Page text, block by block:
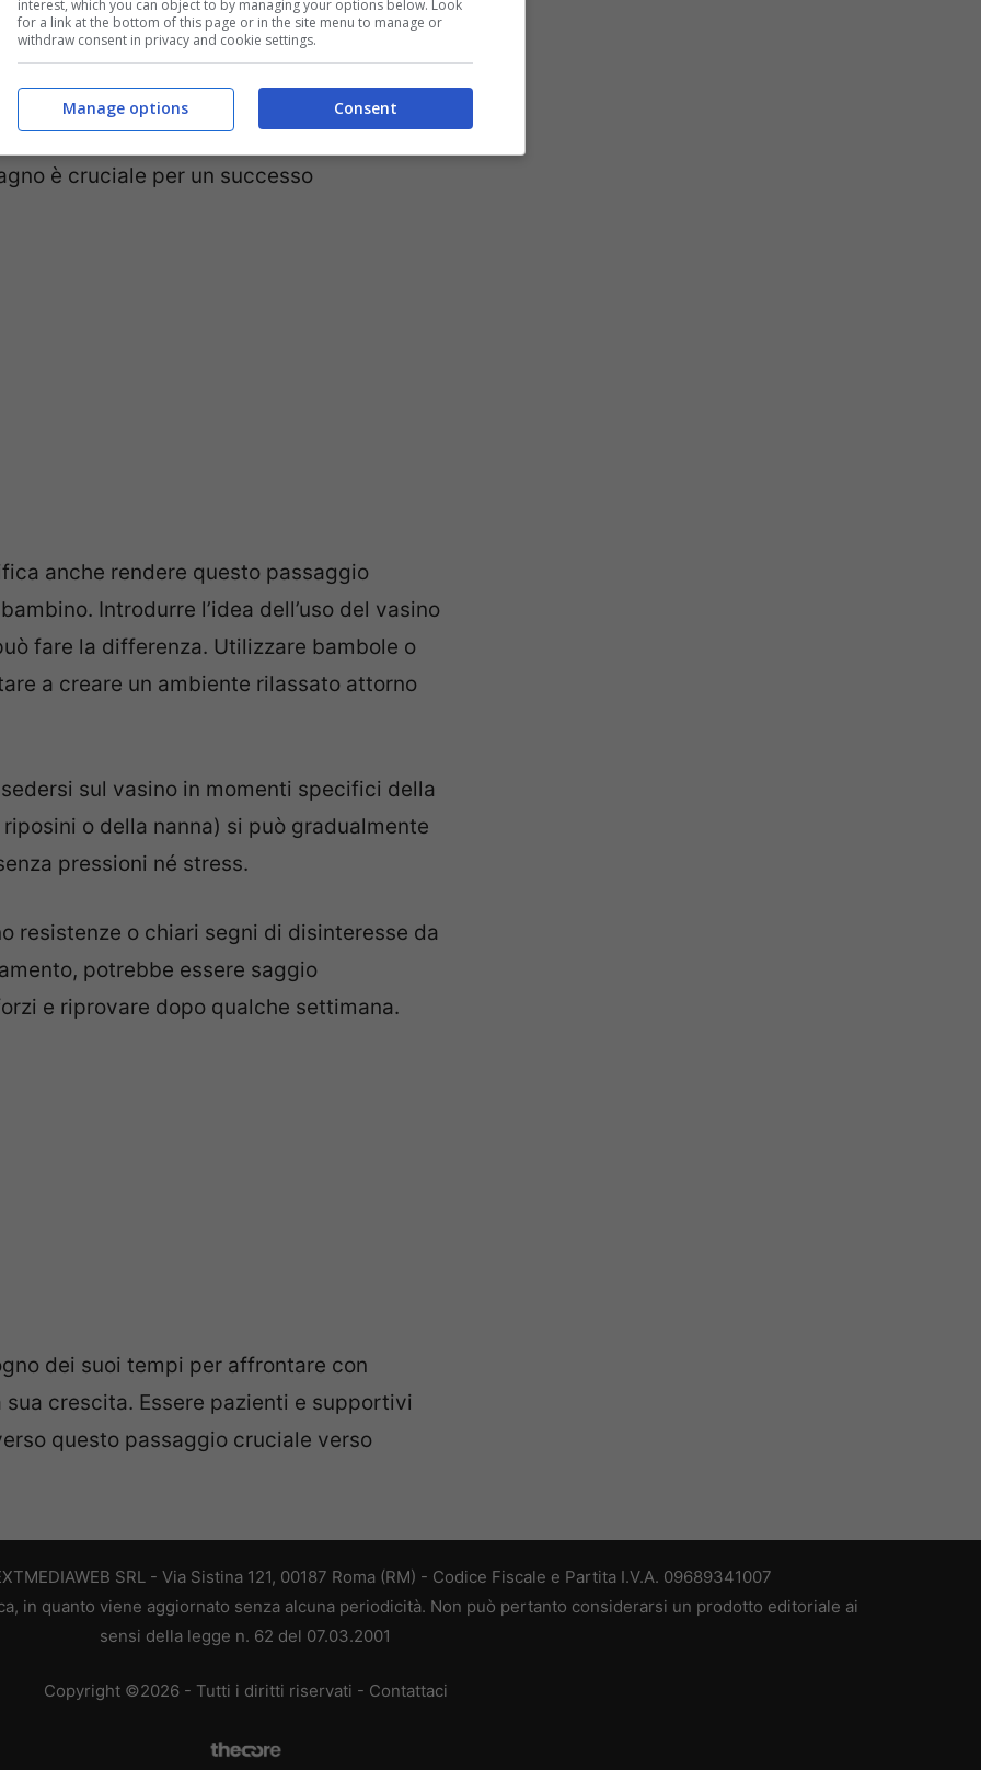
il momento giusto. Allo stesso
a seguire indicazioni semplici o mostra
necessario attendere ancora un po’.
un ruolo importante: essere in grado di
è cruciale per un successo
anche rendere questo passaggio
Introdurre l’idea dell’uso del vasino
fare la differenza. Utilizzare bambole o
a creare un ambiente rilassato attorno
sul vasino in momenti specifici della
o della nanna) si può gradualmente
pressioni né stress.
resistenze o chiari segni di disinteresse da
potrebbe essere saggio
e riprovare dopo qualche settimana.
dei suoi tempi per affrontare con
crescita. Essere pazienti e supportivi
questo passaggio cruciale verso
SRL - Via Sistina 121, 00187 Roma (RM) - Codice Fiscale e Partita I.V.A. 09689341007
in quanto viene aggiornato senza alcuna periodicità. Non può pertanto considerarsi un prodotto editoriale ai
sensi della legge n. 62 del 07.03.2001
Copyright ©2026 - Tutti i diritti riservati - Contattaci
interest, which you can object to by managing your options below. Look
for a link at the bottom of this page or in the site menu to manage or
withdraw consent in privacy and cookie settings.
Consent
Manage options